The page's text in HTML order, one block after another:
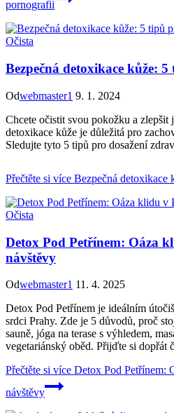
pornografii
Očista
Bezpečná detoxikace kůže:
Odwebmaster1 9. 1. 2024
Chcete očistit svou pokožku a zlepšit
detoxikace kůže je důležitá pro
Sledujte tyto 5 tipů pro dosažení
Přečtěte si více Bezpečná detoxikace
Očista
Detox Pod Petřínem: Oáza
návštěvy
Odwebmaster1 11. 4. 2025
Detox Pod Petřínem je ideálním
srdci Prahy. Zde je 5 důvodů, proč
sauně, jóga na terase s výhledem,
vegetariánský oběd. Přijďte si dopřát
Přečtěte si více Detox Pod Petřínem:
návštěvy